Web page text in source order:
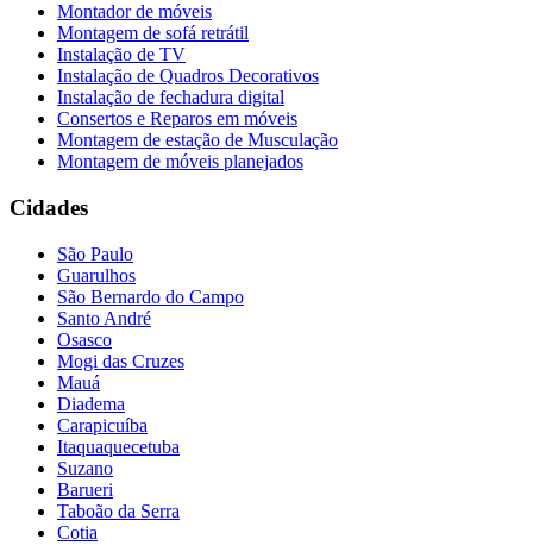
Montador de móveis
Montagem de sofá retrátil
Instalação de TV
Instalação de Quadros Decorativos
Instalação de fechadura digital
Consertos e Reparos em móveis
Montagem de estação de Musculação
Montagem de móveis planejados
Cidades
São Paulo
Guarulhos
São Bernardo do Campo
Santo André
Osasco
Mogi das Cruzes
Mauá
Diadema
Carapicuíba
Itaquaquecetuba
Suzano
Barueri
Taboão da Serra
Cotia